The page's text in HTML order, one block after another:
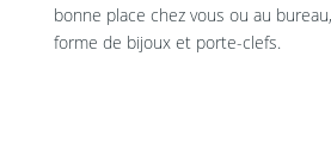
bonne place chez vous ou au
forme de bijoux et porte-clefs.